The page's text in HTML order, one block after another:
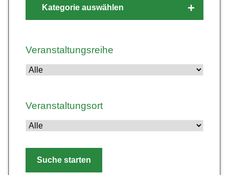
Kategorie auswählen
+
Veranstaltungsreihe
Veranstaltungsort